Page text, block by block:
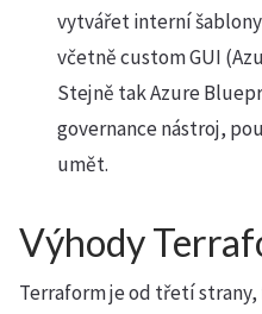
vytvářet interní
včetně custom GUI
Stejně tak Azure
governance nástroj,
umět.
Výhody
Terraform je od třetí